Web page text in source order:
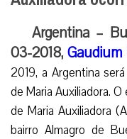
Argentina –
03-2018,Gaudium
2019, a Argentina
de Maria Auxiliadora.
de Maria Auxiliadora
bairro Almagro de